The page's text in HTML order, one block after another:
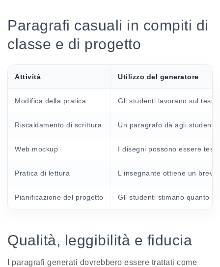
Paragrafi casuali in compiti di
classe e di progetto
Attività Utilizzo del generatore
Modifica della pratica Gli studenti lavorano sul testo
Riscaldamento di scrittura Un paragrafo dà agli studenti
Web mockup I disegni possono essere
Pratica di lettura L'insegnante ottiene un
Pianificazione del progetto Gli studenti stimano quanto
Qualità, leggibilità e fiducia
I paragrafi generati dovrebbero essere trattati come